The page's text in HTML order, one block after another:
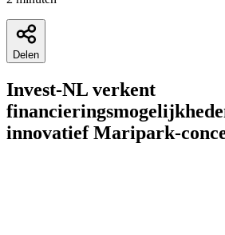
Delen
Invest-NL verkent
innovatief Maripark-